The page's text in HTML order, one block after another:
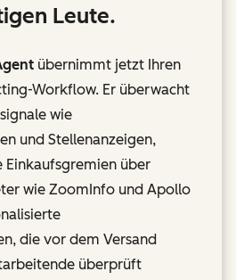
Leute.
übernimmt jetzt Ihren
Workflow. Er überwacht
wie
und Stellenanzeigen,
über
wie ZoomInfo und Apollo
die vor dem Versand
überprüft